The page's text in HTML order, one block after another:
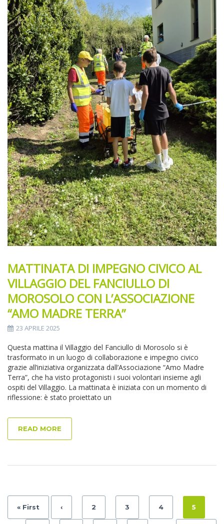
MATTINATA DI IMPEGNO CIVICO AL
VILLAGGIO DEL FANCIULLO DI
MOROSOLO CON L’ASSOCIAZIONE
“AMO MADRE TERRA”
23 APRILE 2025
Questa mattina il Villaggio del Fanciullo di Morosolo si è
trasformato in un luogo di collaborazione e impegno civico
grazie all’iniziativa organizzata dall’Associazione “Amo Madre
Terra”, che ha visto protagonisti i suoi volontari insieme agli
ospiti del Villaggio. La mattinata è iniziata con un momento di
riflessione: è stato proiettato un
READ MORE
« First ‹ 2 3 4 5